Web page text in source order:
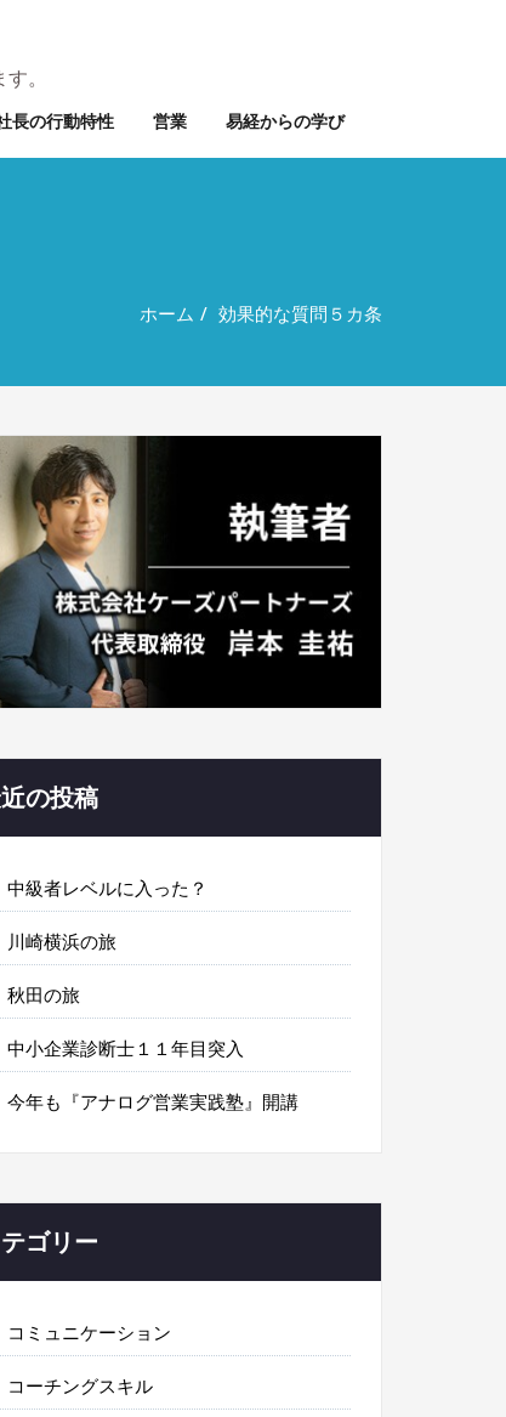
。
長の行動特性 営業 易経からの学び
ホーム 効果的な質問５カ条
の投稿
中級者レベルに入った？
川崎横浜の旅
秋田の旅
中小企業診断士１１年目突入
今年も『アナログ営業実践塾』開講
ゴリー
コミュニケーション
コーチングスキル